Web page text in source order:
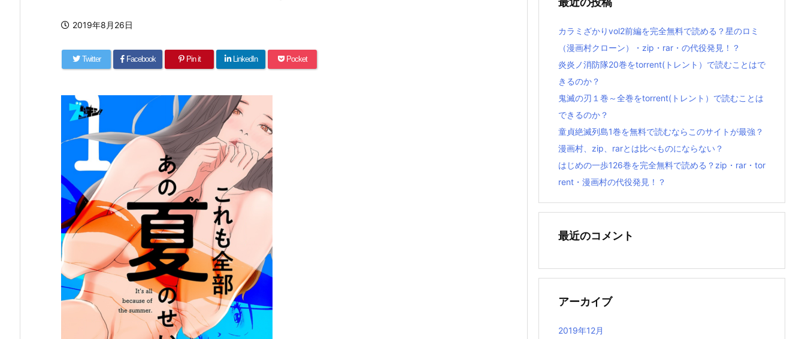
2019年8月26日
Twitter Facebook Pin it LinkedIn Pocket
カラミざかりvol2前編を完全無料で読める？星のロミ
（漫画村クローン）・zip・rar・の代役発見！？
炎炎ノ消防隊20巻をtorrent(トレント）で読むことはで
きるのか？
鬼滅の刃１巻～全巻をtorrent(トレント）で読むことは
できるのか？
童貞絶滅列島1巻を無料で読むならこのサイトが最強？
漫画村、zip、rarとは比べものにならない？
はじめの一歩126巻を完全無料で読める？zip・rar・tor
rent・漫画村の代役発見！？
最近のコメント
アーカイブ
2019年12月